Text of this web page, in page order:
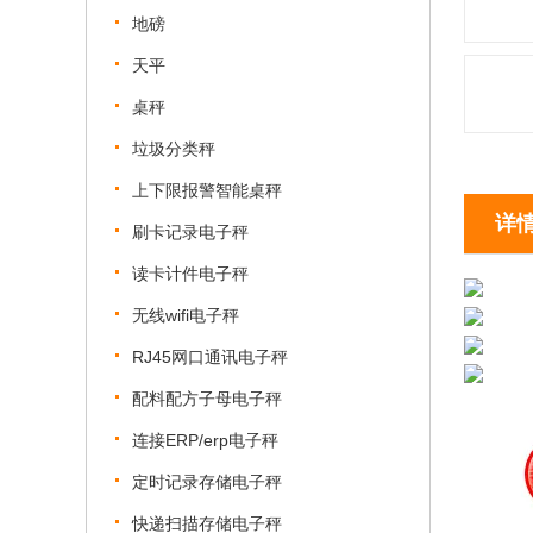
地磅
天平
桌秤
垃圾分类秤
上下限报警智能桌秤
刷卡记录电子秤
读卡计件电子秤
无线wifi电子秤
RJ45网口通讯电子秤
配料配方子母电子秤
连接ERP/erp电子秤
定时记录存储电子秤
快递扫描存储电子秤
详